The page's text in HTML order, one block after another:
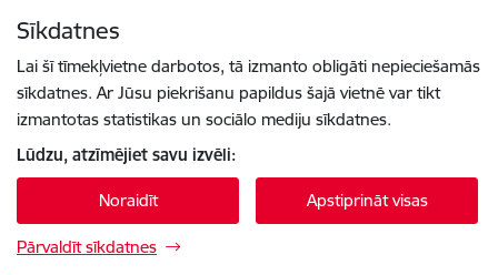
Sīkdatnes
Lai šī tīmekļvietne darbotos, tā izmanto obligāti nepieciešamās
sīkdatnes. Ar Jūsu piekrišanu papildus šajā vietnē var tikt
izmantotas statistikas un sociālo mediju sīkdatnes.
Lūdzu, atzīmējiet savu izvēli:
Noraidīt Apstiprināt visas
Pārvaldīt sīkdatnes